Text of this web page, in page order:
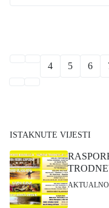
4 5 6
ISTAKNUTE VIJESTI